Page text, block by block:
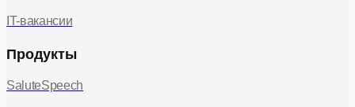
IT-вакансии
Продукты
SaluteSpeech